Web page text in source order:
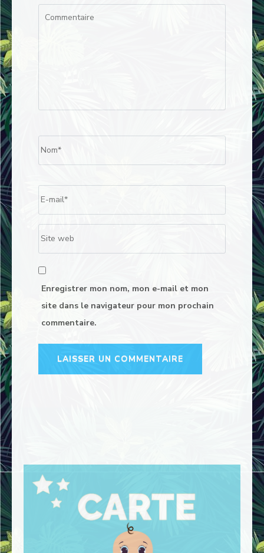
Commentaire
Enregistrer mon nom, mon e-mail et mon
site dans le navigateur pour mon prochain
commentaire.